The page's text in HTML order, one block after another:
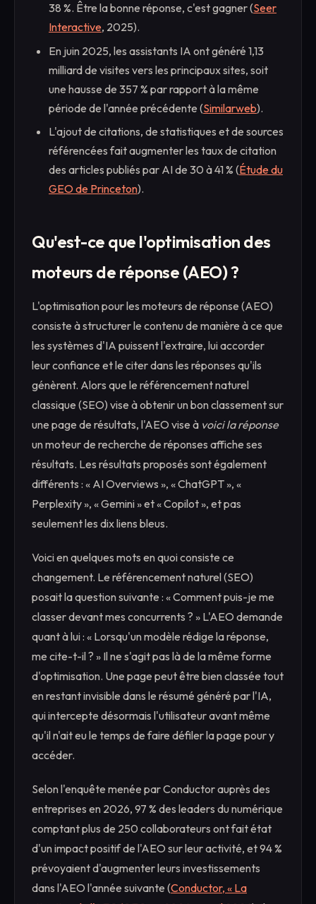
38 %. Être la bonne réponse, c'est gagner (Seer
Interactive, 2025).
En juin 2025, les assistants IA ont généré 1,13
milliard de visites vers les principaux sites, soit
une hausse de 357 % par rapport à la même
période de l'année précédente (Similarweb).
L'ajout de citations, de statistiques et de sources
référencées fait augmenter les taux de citation
des articles publiés par AI de 30 à 41 % (Étude du
GEO de Princeton).
Qu'est-ce que l'optimisation des
moteurs de réponse (AEO) ?
L'optimisation pour les moteurs de réponse (AEO)
consiste à structurer le contenu de manière à ce que
les systèmes d'IA puissent l'extraire, lui accorder
leur confiance et le citer dans les réponses qu'ils
génèrent. Alors que le référencement naturel
classique (SEO) vise à obtenir un bon classement sur
une page de résultats, l'AEO vise à voici la réponse
un moteur de recherche de réponses affiche ses
résultats. Les résultats proposés sont également
différents : « AI Overviews », « ChatGPT », «
Perplexity », « Gemini » et « Copilot », et pas
seulement les dix liens bleus.
Voici en quelques mots en quoi consiste ce
changement. Le référencement naturel (SEO)
posait la question suivante : « Comment puis-je me
classer devant mes concurrents ? » L'AEO demande
quant à lui : « Lorsqu'un modèle rédige la réponse,
me cite-t-il ? » Il ne s'agit pas là de la même forme
d'optimisation. Une page peut être bien classée tout
en restant invisible dans le résumé généré par l'IA,
qui intercepte désormais l'utilisateur avant même
qu'il n'ait eu le temps de faire défiler la page pour y
accéder.
Selon l'enquête menée par Conductor auprès des
entreprises en 2026, 97 % des leaders du numérique
comptant plus de 250 collaborateurs ont fait état
d'un impact positif de l'AEO sur leur activité, et 94 %
prévoyaient d'augmenter leurs investissements
dans l'AEO l'année suivante (Conductor, « La